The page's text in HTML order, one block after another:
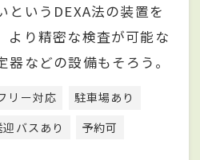
というDEXA法の装置を
より精密な検査が可能な
などの設備もそろう。
リー対応
駐車場あり
バスあり
予約可